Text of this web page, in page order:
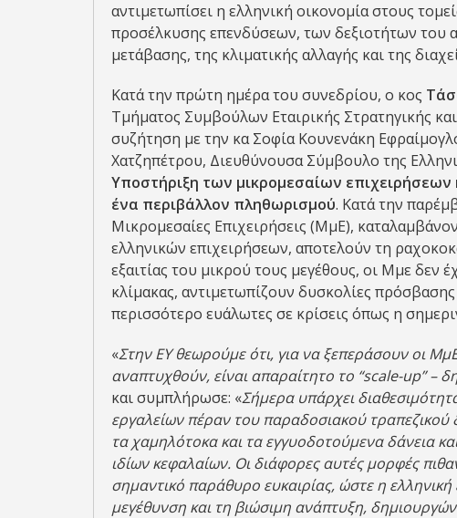
αντιμετωπίσει η ελληνική οικονομία στους
προσέλκυσης επενδύσεων, των δεξιοτήτων του
μετάβασης, της κλιματικής αλλαγής και της
Κατά την πρώτη ημέρα του συνεδρίου, ο κος
Τμήματος Συμβούλων Εταιρικής Στρατηγικής
συζήτηση με την κα Σοφία Κουνενάκη
Χατζηπέτρου, Διευθύνουσα Σύμβουλο της
Υποστήριξη των μικρομεσαίων
ένα περιβάλλον πληθωρισμού. Κατά την
Μικρομεσαίες Επιχειρήσεις (ΜμΕ),
ελληνικών επιχειρήσεων, αποτελούν τη
εξαιτίας του μικρού τους μεγέθους, οι Μμε δεν
κλίμακας, αντιμετωπίζουν δυσκολίες
περισσότερο ευάλωτες σε κρίσεις όπως η
«Στην ΕΥ θεωρούμε ότι, για να ξεπεράσουν οι
αναπτυχθούν, είναι απαραίτητο το “scale-up” –
και συμπλήρωσε: «Σήμερα υπάρχει
εργαλείων πέραν του παραδοσιακού τραπεζικού
τα χαμηλότοκα και τα εγγυοδοτούμενα δάνεια
ιδίων κεφαλαίων. Οι διάφορες αυτές μορφές
σημαντικό παράθυρο ευκαιρίας, ώστε η ελληνική
μεγέθυνση και τη βιώσιμη ανάπτυξη,